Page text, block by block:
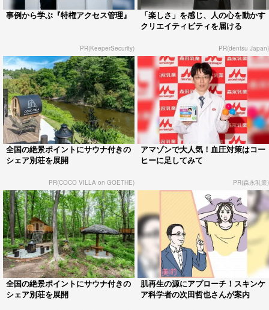
事例から学ぶ『特権アクセス管理』
PR(KeeperSecurity)
「楽しさ」を感じ、人の心を動かす
クリエイティビティを届ける
PR(dentsu Japan)
全国の絶景ポイントにサウナ付きの
シェア別荘を展開
PR(COCO VILLA on GOETHE)
アマゾンで大人気！血圧対策はコー
ヒーに足してみて
PR(森永乳業)
全国の絶景ポイントにサウナ付きの
シェア別荘を展開
肌再生の源にアプローチ！スキンケ
ア科学者の次田哲也さんが案内